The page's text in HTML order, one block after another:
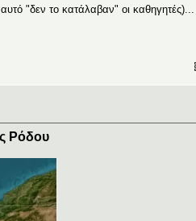
"δεν το κατάλαβαν" οι καθηγητές)...
Ρόδου